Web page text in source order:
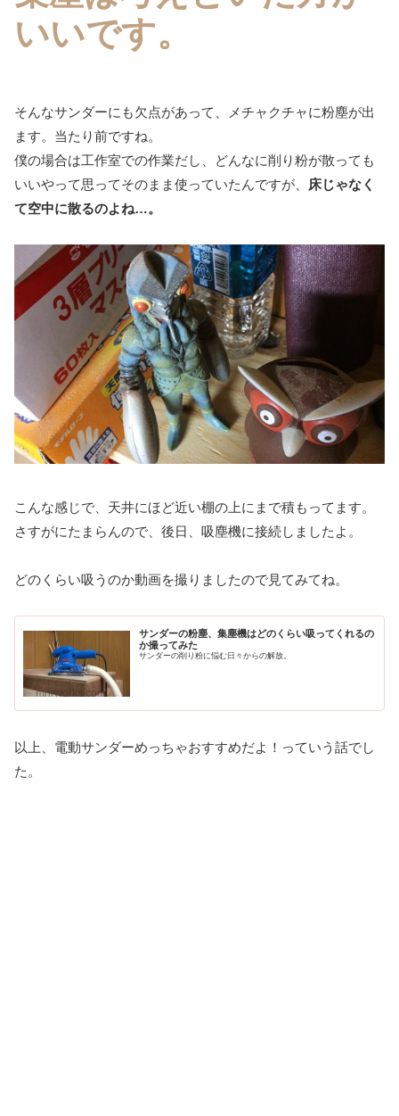
いいです。
そんなサンダーにも欠点があって、メチャクチャに粉塵が出
ます。当たり前ですね。
僕の場合は工作室での作業だし、どんなに削り粉が散っても
いいやって思ってそのまま使っていたんですが、
床じゃなく
て空中に散るのよね…。
こんな感じで、天井にほど近い棚の上にまで積もってます。
さすがにたまらんので、後日、吸塵機に接続しましたよ。
どのくらい吸うのか動画を撮りましたので見てみてね。
サンダーの粉塵、集塵機はどのくらい吸ってくれるの
か撮ってみた
サンダーの削り粉に悩む日々からの解放。
mnrworks.com
以上、電動サンダーめっちゃおすすめだよ！っていう話でし
た。